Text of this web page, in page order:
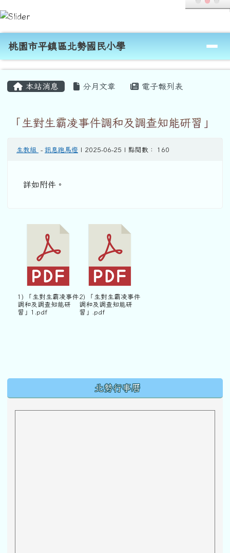
跳至主內容區
桃園市平鎮區北勢國民小學
導覽列
桃園市平鎮區北勢國民小學
本站消息 分月文章 電子報列表
「生對生霸凌事件調和及調查知能研習」
生教組 - 訊息跑馬燈 | 2025-06-25 | 點閱數： 160
詳如附件。
1) 「生對生霸凌事件
調和及調查知能研
習」1.pdf
2) 「生對生霸凌事件
調和及調查知能研
習」.pdf
北勢行事曆